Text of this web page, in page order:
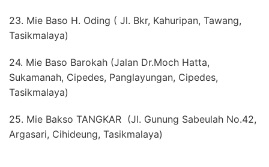
23. Mie Baso H. Oding ( Jl. Bkr, Kahuripan, Tawang,
Tasikmalaya)
24. Mie Baso Barokah (Jalan Dr.Moch Hatta,
Sukamanah, Cipedes, Panglayungan, Cipedes,
Tasikmalaya)
25. Mie Bakso TANGKAR (Jl. Gunung Sabeulah No.42,
Argasari, Cihideung, Tasikmalaya)